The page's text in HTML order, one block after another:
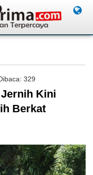
329
Kini
Berkat